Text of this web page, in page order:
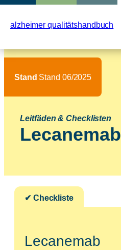
Inhalt
alzheimer qualitätshandbuch
Stand Stand 06/2025
Leitfäden & Checklisten
Lecanemab
Lecanemab